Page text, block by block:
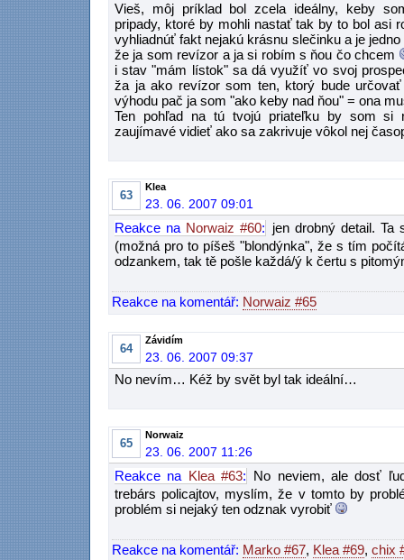
Vieš, môj príklad bol zcela ideálny, keby
pripady, ktoré by mohli nastať tak by to bol asi
vyhliadnúť fakt nejakú krásnu slečinku a je
že ja som revízor a ja si robím s ňou čo chcem
i stav "mám lístok" sa dá využíť vo svoj
ža ja ako revízor som ten, ktorý bude
výhodu pač ja som "ako keby nad ňou" = ona
Ten pohľad na tú tvojú priateľku by som si
zaujímavé vidieť ako sa zakrivuje vôkol nej
63
Klea
23. 06. 2007 09:01
Reakce na Norwaiz #60: jen drobný detail. Ta
(možná pro to píšeš "blondýnka", že s tím
odzankem, tak tě pošle každá/ý k čertu s
Reakce na komentář: Norwaiz #65
64
Závidím
23. 06. 2007 09:37
No nevím… Kéž by svět byl tak ideální…
65
Norwaiz
23. 06. 2007 11:26
Reakce na Klea #63: No neviem, ale dosť
trebárs policajtov, myslím, že v tomto by
problém si nejaký ten odznak vyrobiť
Reakce na komentář: Marko #67, Klea #69, chix